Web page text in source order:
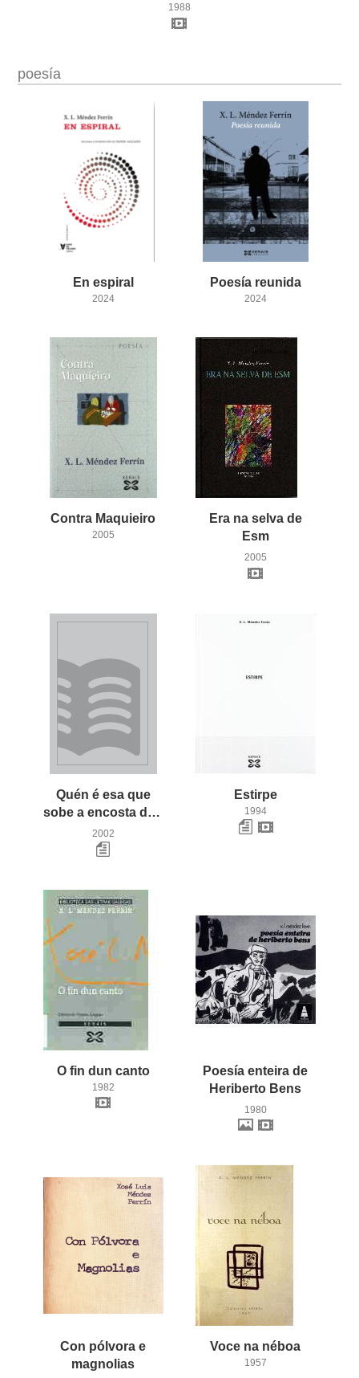
1988
poesía
En espiral
2024
Poesía reunida
2024
Contra Maquieiro
2005
Era na selva de
Esm
2005
Quén é esa que
sobe a encosta de Cortiña Grande...
2002
Estirpe
1994
O fin dun canto
1982
Poesía enteira de
Heriberto Bens
1980
Con pólvora e
magnolias
Voce na néboa
1957